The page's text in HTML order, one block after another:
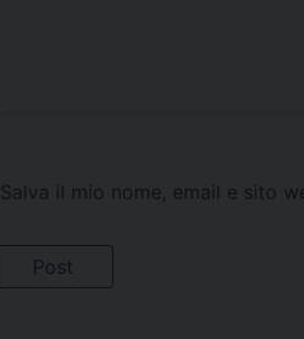
Salva il mio nome, email e sito